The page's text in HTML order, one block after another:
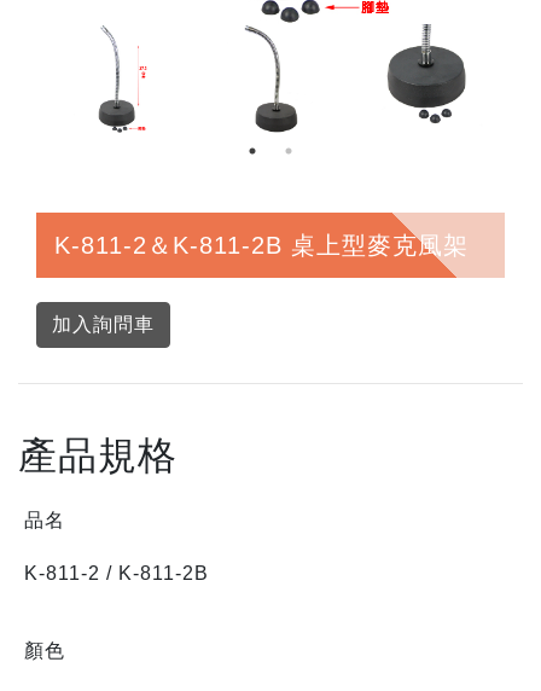
K-811-2＆K-811-2B 桌上型麥克風架
加入詢問車
產品規格
品名
K-811-2 / K-811-2B
顏色